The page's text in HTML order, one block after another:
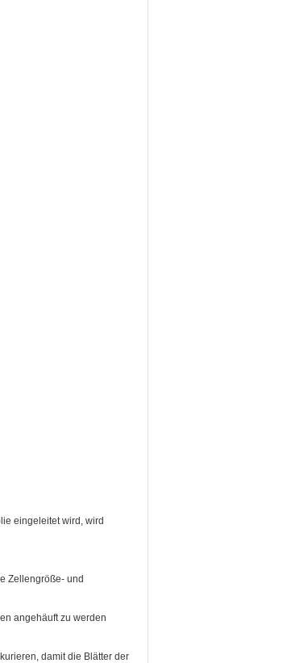
eingeleitet wird, wird
Zellengröße- und
angehäuft zu werden
damit die Blätter der